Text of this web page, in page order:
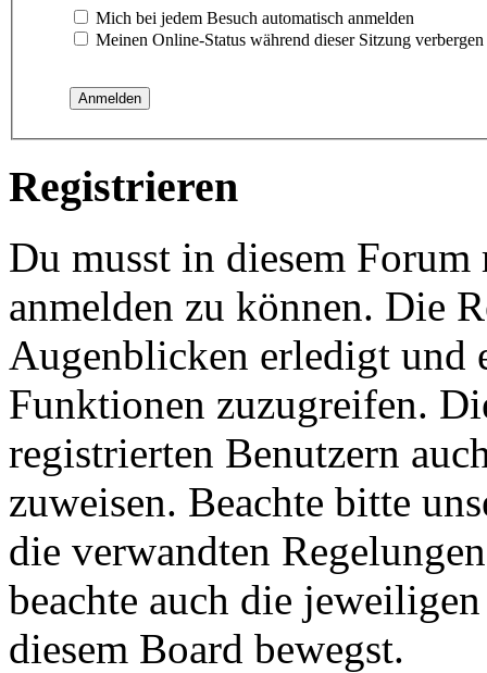
Mich bei jedem Besuch automatisch anmelden
Meinen Online-Status während dieser Sitzung verbergen
Registrieren
Du musst in diesem
anmelden zu können. Die
Augenblicken erledigt und
Funktionen zuzugreifen.
registrierten Benutzern
zuweisen. Beachte bitte
die verwandten
beachte auch die
diesem Board bewegst.